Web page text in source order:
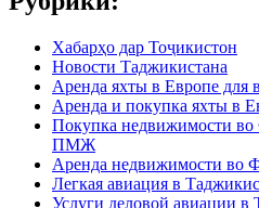
Хабарҳо дар Тоҷикистон
Новости Таджикистана
Аренда яхты в Европе для
Аренда и покупка яхты в
Покупка недвижимости
ПМЖ
Аренда недвижимости во
Легкая авиация в
Услуги деловой авиации в